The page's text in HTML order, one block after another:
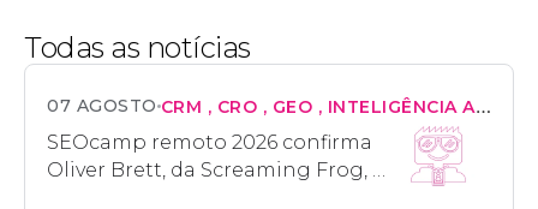
Todas as notícias
07 AGOSTO CRM CRO GEO INTELIGÊNCIA ARTIFICIAL
SEOcamp remoto 2026 confirma
Oliver Brett, da Screaming Frog, e